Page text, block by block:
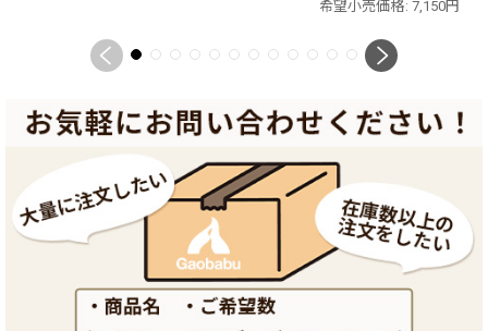
希望小売価格: 7,150円